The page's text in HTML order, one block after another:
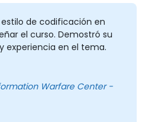
de codificación en
el curso. Demostró su
en el tema.
Warfare Center -